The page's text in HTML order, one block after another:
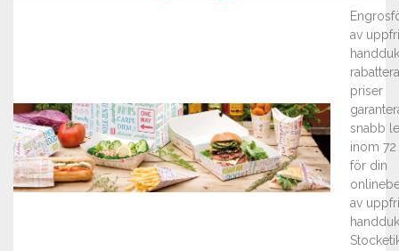
av
priser
snabb
inom
för din
av